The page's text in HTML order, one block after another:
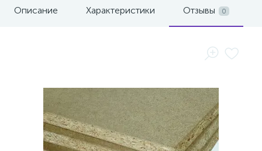
Описание Характеристики Отзывы 0